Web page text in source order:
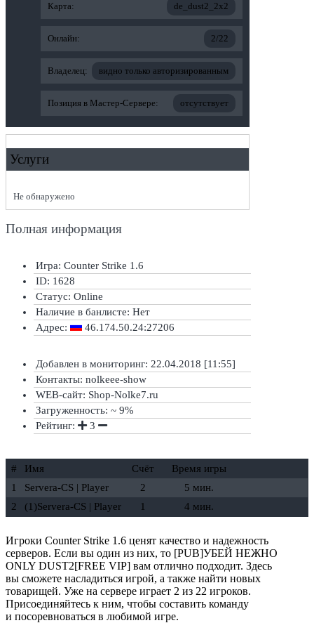
Карта: de_dust2_2x2
Онлайн: 2/22
Владелец: видно только авторизированным
Позиция в Мастер-Сервере: отсутствует
Услуги
Не обнаружено
Полная информация
Игра: Counter Strike 1.6
ID: 1628
Статус: Online
Наличие в банлисте: Нет
Адрес:
46.174.50.24:27206
Добавлен в мониторинг: 22.04.2018 [11:55]
Контакты: nolkeee-show
WEB-сайт: Shop-Nolke7.ru
Загруженность: ~ 9%
Рейтинг:
3
# Имя Счёт
Время игры
1
Servera-CS | Player 2
5 мин.
2
(1)Servera-CS | Player 1 4 мин.
Игроки Counter Strike 1.6 ценят качество и надежность
серверов. Если вы один из них, то [PUB]УБЕЙ НЕЖНО
ONLY DUST2[FREE VIP] вам отлично подходит. Здесь
вы сможете насладиться игрой, а также найти новых
товарищей. Уже на сервере играет 2 из 22 игроков.
Присоединяйтесь к ним, чтобы составить команду
и посоревноваться в любимой игре.